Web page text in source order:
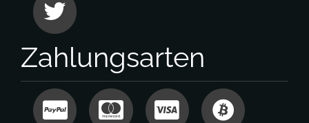
Zahlungsarten